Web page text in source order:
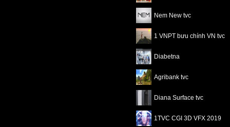
Nem New tvc
1 VNPT bưu chính VN tvc
Diabetna
Agribank tvc
Diana Surface tvc
1TVC CGI 3D VFX 2019